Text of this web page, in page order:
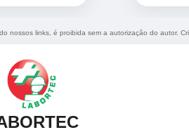
nossos links, é proibida sem a autorização do autor.